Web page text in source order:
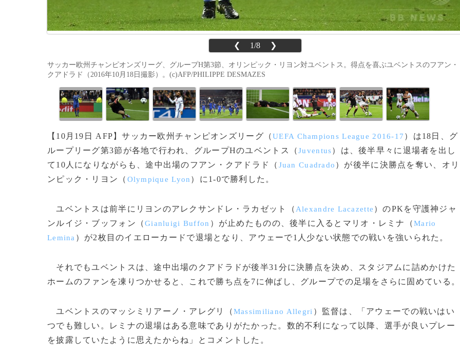
❮ 1/8 ❯
サッカー欧州チャンピオンズリーグ、グループH第3節、オリンピック・リヨン対ユベントス。得点を喜ぶユベントスのフアン・
クアドラド（2016年10月18日撮影）。(c)AFP/PHILIPPE DESMAZES
【10月19日 AFP】サッカー欧州チャンピオンズリーグ（UEFA Champions League 2016-17 ）は18日、グ
ループリーグ第3節が各地で行われ、グループHのユベントス（Juventus）は、後半早々に退場者を出し
て10人になりながらも、途中出場のフアン・クアドラド（ Juan Cuadrado ）が後半に決勝点を奪い、オリ
ンピック・リヨン（ Olympique Lyon ）に1-0で勝利した。
ユベントスは前半にリヨンのアレクサンドレ・ラカゼット（ Alexandre Lacazette ）のPKを守護神ジャ
ンルイジ・ブッフォン（Gianluigi Buffon ）が止めたものの、後半に入るとマリオ・レミナ（Mario
Lemina ）が2枚目のイエローカードで退場となり、アウェーで1人少ない状態での戦いを強いられた。
それでもユベントスは、途中出場のクアドラドが後半31分に決勝点を決め、スタジアムに詰めかけた
ホームのファンを凍りつかせると、これで勝ち点を7に伸ばし、グループでの足場をさらに固めている。
ユベントスのマッシミリアーノ・アレグリ（Massimiliano Allegri ）監督は、「アウェーでの戦いはい
つでも難しい。レミナの退場はある意味でありがたかった。数的不利になって以降、選手が良いプレー
を披露していたように思えたからね」とコメントした。